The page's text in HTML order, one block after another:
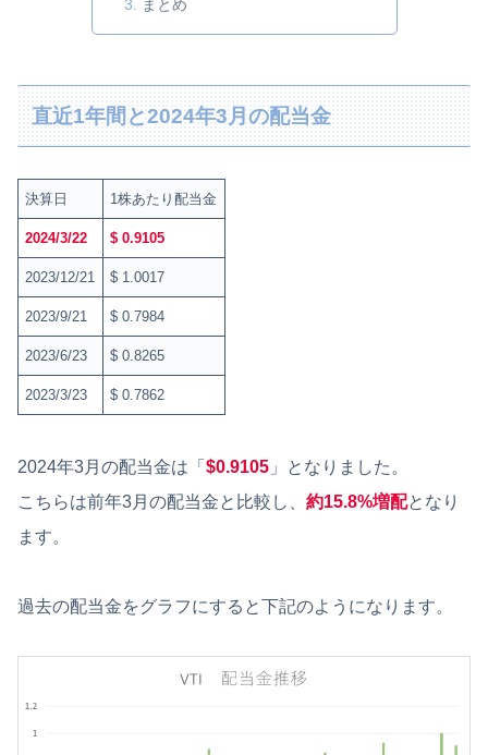
まとめ
直近1年間と2024年3月の配当金
決算日 1株あたり配当金
2024/3/22 $ 0.9105
2023/12/21 $ 1.0017
2023/9/21 $ 0.7984
2023/6/23 $ 0.8265
2023/3/23 $ 0.7862
2024年3月の配当金は「 $0.9105 」となりました。
こちらは前年3月の配当金と比較し、 約15.8%増配となり
ます。
過去の配当金をグラフにすると下記のようになります。